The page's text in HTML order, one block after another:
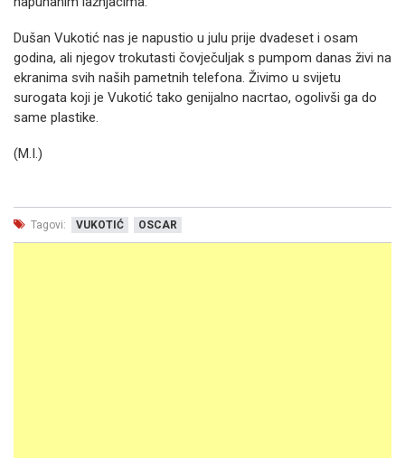
Dušan Vukotić nas je napustio u julu prije dvadeset i osam
godina, ali njegov trokutasti čovječuljak s pumpom danas živi na
ekranima svih naših pametnih telefona. Živimo u svijetu
surogata koji je Vukotić tako genijalno nacrtao, ogolivši ga do
same plastike.
(M.I.)
Tagovi: VUKOTIĆ OSCAR